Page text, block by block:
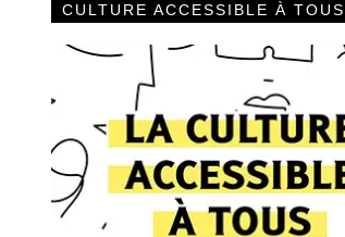
CULTURE ACCESSIBLE À TOUS